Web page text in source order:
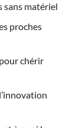
sans matériel
proches
chérir